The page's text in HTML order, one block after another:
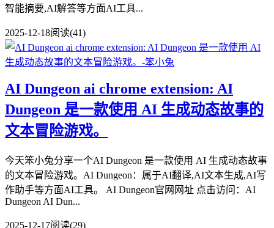
智能摘要,AI解答等方面AI工具...
2025-12-18阅读(41)
AI Dungeon ai chrome extension: AI
Dungeon 是一款使用 AI 生成动态故事的
文本冒险游戏。
今天笨小兔分享一个AI Dungeon 是一款使用 AI 生成动态故事
的文本冒险游戏。AI Dungeon：属于AI翻译,AI文本生成,AI写
作助手等方面AI工具。 AI Dungeon官网网址 点击访问：AI
Dungeon AI Dun...
2025-12-17阅读(29)